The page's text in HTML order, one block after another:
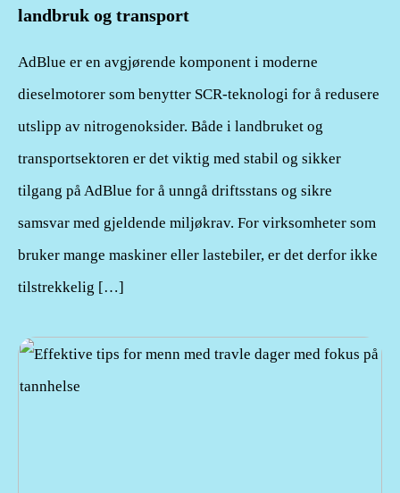
landbruk og transport
AdBlue er en avgjørende komponent i moderne
dieselmotorer som benytter SCR-teknologi for å redusere
utslipp av nitrogenoksider. Både i landbruket og
transportsektoren er det viktig med stabil og sikker
tilgang på AdBlue for å unngå driftsstans og sikre
samsvar med gjeldende miljøkrav. For virksomheter som
bruker mange maskiner eller lastebiler, er det derfor ikke
tilstrekkelig […]